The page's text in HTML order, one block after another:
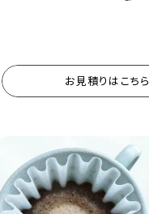
水出しコーヒーマシン 業務用
正規品 お取り寄せ商品
送料無料 STAFFオススメ
お見積りはこちら